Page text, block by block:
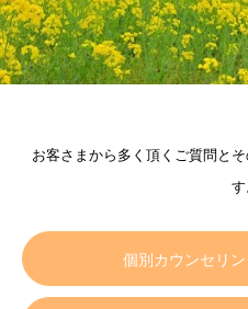
お客さまから多く頂くご質問と
す
個別カウンセリ